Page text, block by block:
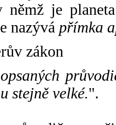
je
nazývá přímka
zákon
stejně velké.".